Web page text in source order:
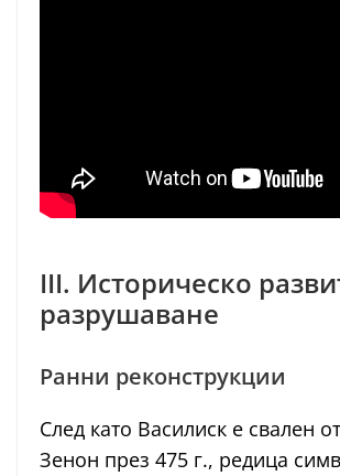
III. Историческо
разрушаване
Ранни реконструкции
След като Василиск е свален
Зенон през 475 г., редица